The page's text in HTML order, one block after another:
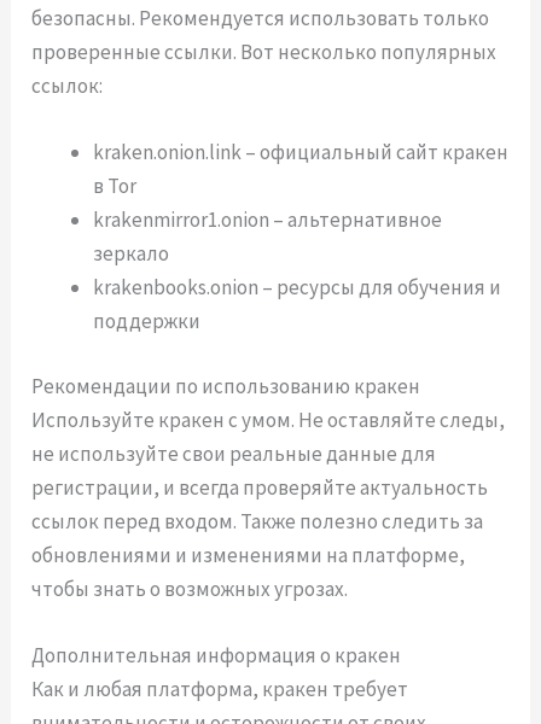
безопасны. Рекомендуется использовать только
проверенные ссылки. Вот несколько популярных
ссылок:
kraken.onion.link – официальный сайт кракен
в Tor
krakenmirror1.onion – альтернативное
зеркало
krakenbooks.onion – ресурсы для обучения и
поддержки
Рекомендации по использованию кракен
Используйте кракен с умом. Не оставляйте следы,
не используйте свои реальные данные для
регистрации, и всегда проверяйте актуальность
ссылок перед входом. Также полезно следить за
обновлениями и изменениями на платформе,
чтобы знать о возможных угрозах.
Дополнительная информация о кракен
Как и любая платформа, кракен требует